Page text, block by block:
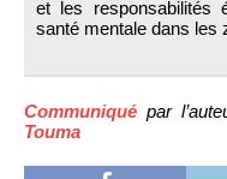
et les responsabilités
santé mentale dans les
Communiqué par
Touma